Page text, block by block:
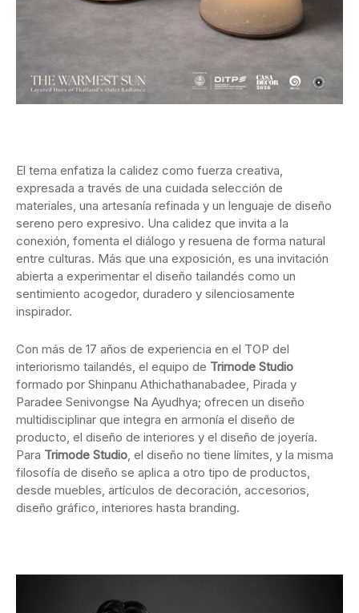
El tema enfatiza la calidez como fuerza creativa,
expresada a través de una cuidada selección de
materiales, una artesanía refinada y un lenguaje de diseño
sereno pero expresivo. Una calidez que invita a la
conexión, fomenta el diálogo y resuena de forma natural
entre culturas. Más que una exposición, es una invitación
abierta a experimentar el diseño tailandés como un
sentimiento acogedor, duradero y silenciosamente
inspirador.
Con más de 17 años de experiencia en el TOP del
interiorismo tailandés, el equipo de Trimode Studio
formado por Shinpanu Athichathanabadee, Pirada y
Paradee Senivongse Na Ayudhya; ofrecen un diseño
multidisciplinar que integra en armonía el diseño de
producto, el diseño de interiores y el diseño de joyería.
Para Trimode Studio, el diseño no tiene límites, y la misma
filosofía de diseño se aplica a otro tipo de productos,
desde muebles, artículos de decoración, accesorios,
diseño gráfico, interiores hasta branding.